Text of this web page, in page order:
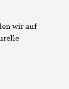
wir auf